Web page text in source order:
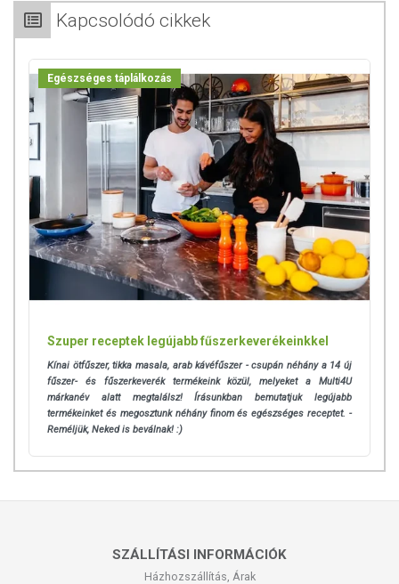
Kapcsolódó cikkek
Egészséges táplálkozás
Szuper receptek legújabb fűszerkeverékeinkkel
Kínai ötfűszer, tikka masala, arab kávéfűszer - csupán néhány a 14 új
fűszer- és fűszerkeverék termékeink közül, melyeket a Multi4U
márkanév alatt megtalálsz! Írásunkban bemutatjuk legújabb
termékeinket és megosztunk néhány finom és egészséges receptet. -
Reméljük, Neked is beválnak! :)
SZÁLLÍTÁSI INFORMÁCIÓK
Házhozszállítás, Árak